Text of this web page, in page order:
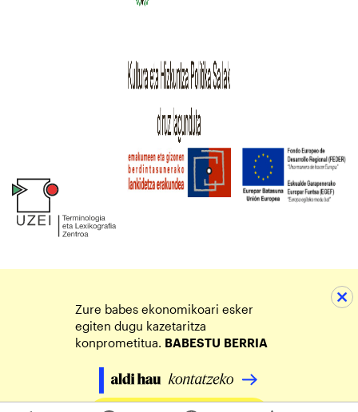
Zure babes ekonomikoari esker
egiten dugu kazetaritza
konprometitua. BABESTU BERRIA